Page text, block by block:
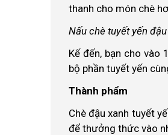
thanh cho món chè
Nấu chè tuyết yến
Kế đến, bạn cho vào
bộ phần tuyết yến
Thành phẩm
Chè đậu xanh tuyết
để thưởng thức vào